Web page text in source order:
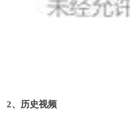
2、历史视频